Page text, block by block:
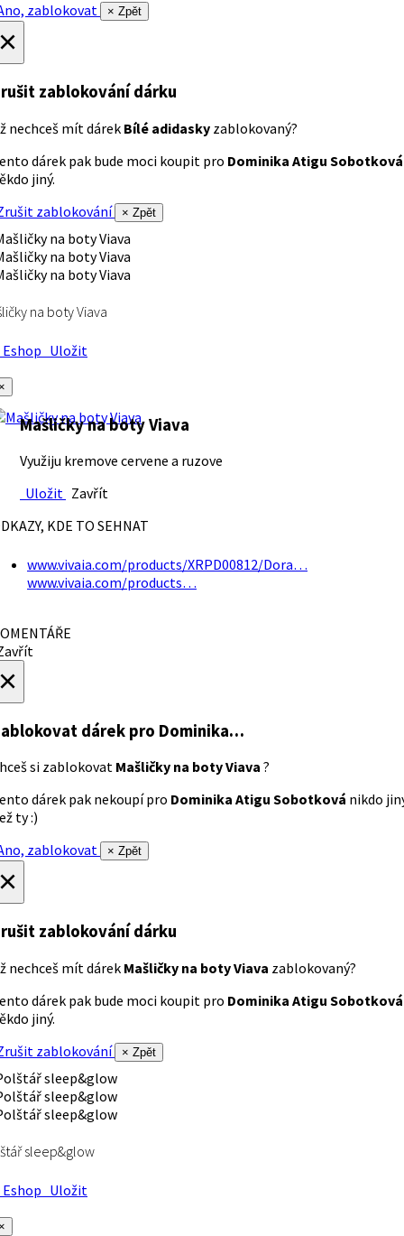
zablokovat
× Zpět
zablokování dárku
nechceš mít dárek Bílé adidasky zablokovaný?
dárek pak bude moci koupit pro Dominika Atigu Sobotková
jiný.
zablokování
× Zpět
na boty Viava
Uložit
Mašličky na boty Viava
Využiju kremove cervene a ruzove
Uložit Zavřít
KDE TO SEHNAT
www.vivaia.com/products/XRPD00812/Dora…
www.vivaia.com/products…
dárek pro Dominika…
si zablokovat Mašličky na boty Viava ?
dárek pak nekoupí pro Dominika Atigu Sobotková nikdo
ty :)
zablokovat
× Zpět
zablokování dárku
nechceš mít dárek Mašličky na boty Viava zablokovaný?
dárek pak bude moci koupit pro Dominika Atigu Sobotková
jiný.
zablokování
× Zpět
sleep&glow
Uložit